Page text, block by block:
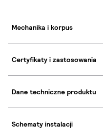
Mechanika i korpus
Certyfikaty i zastosowania
Dane techniczne produktu
Schematy instalacji